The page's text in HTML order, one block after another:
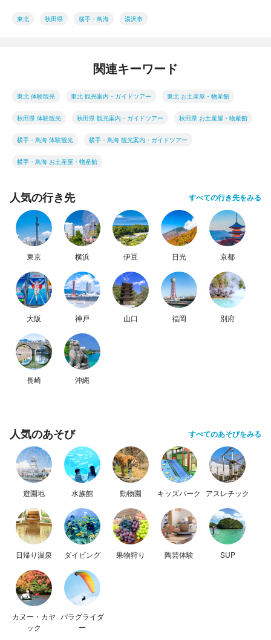
東北 秋田県 横手・鳥海 湯沢市
関連キーワード
東北 体験観光 東北 観光案内・ガイドツアー 東北 お土産屋・物産館
秋田県 体験観光 秋田県 観光案内・ガイドツアー 秋田県 お土産屋・物産館
横手・鳥海 体験観光 横手・鳥海 観光案内・ガイドツアー
横手・鳥海 お土産屋・物産館
人気の行き先 すべての行き先をみる
東京 横浜 伊豆 日光 京都
大阪 神戸 山口 福岡 別府
長崎 沖縄
人気のあそび すべてのあそびをみる
遊園地 水族館 動物園 キッズパーク アスレチック
日帰り温泉 ダイビング 果物狩り 陶芸体験 SUP
カヌー・カヤ
ック
パラグライダ
ー